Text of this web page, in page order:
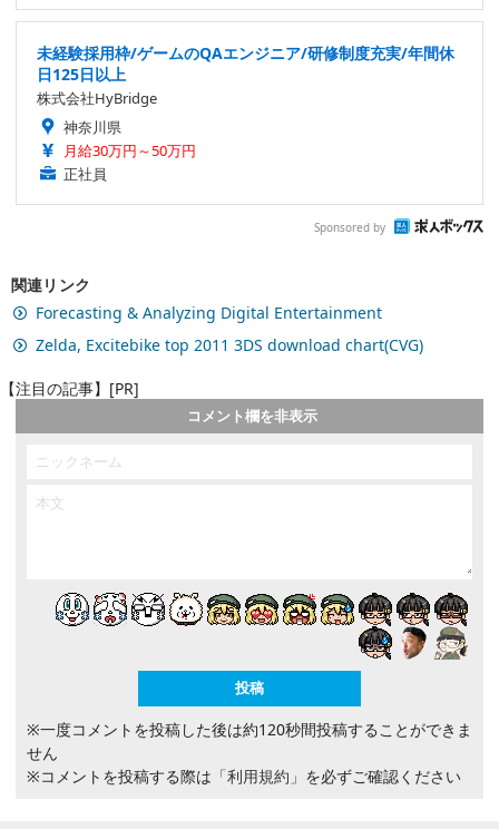
未経験採用枠/ゲームのQAエンジニア/研修制度充実/年間休
日125日以上
株式会社HyBridge
神奈川県
月給30万円～50万円
正社員
Sponsored by
関連リンク
Forecasting & Analyzing Digital Entertainment
Zelda, Excitebike top 2011 3DS download chart(CVG)
【注目の記事】[PR]
コメント欄を非表示
※一度コメントを投稿した後は約120秒間投稿することができま
せん
※コメントを投稿する際は 「利用規約」 を必ずご確認ください